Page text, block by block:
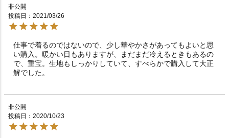
非公開
投稿日
2021/03/26
仕事で着るのではないので、少し華やかさがあってもよいと思
い購入。暖かい日もありますが、まだまだ冷えるときもあるの
で、重宝。生地もしっかりしていて、すべらかで購入して大正
解でした。
非公開
投稿日
2020/10/23